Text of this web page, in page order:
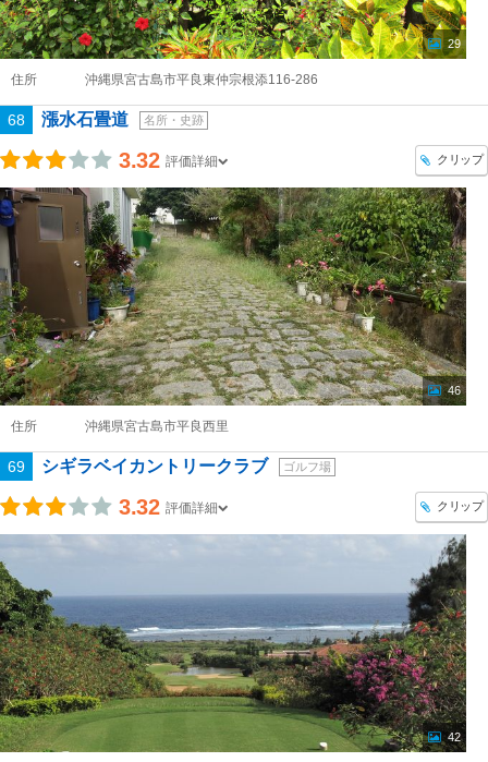
29
住所 沖縄県宮古島市平良東仲宗根添116-286
68 漲水石畳道 名所・史跡
3.32 評価詳細 クリップ
46
住所 沖縄県宮古島市平良西里
69 シギラベイカントリークラブ ゴルフ場
3.32 評価詳細 クリップ
42